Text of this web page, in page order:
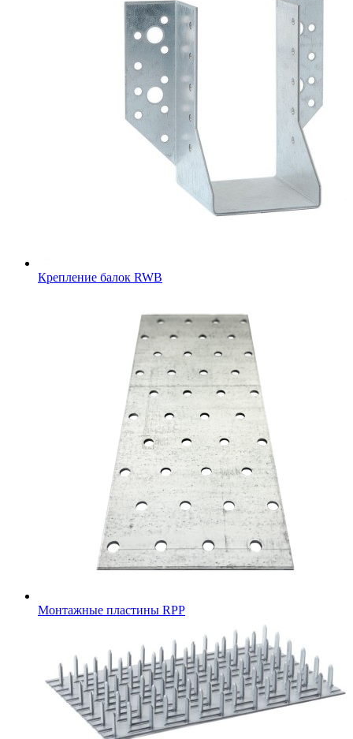
Крепление балок RWB
Монтажные пластины RPP